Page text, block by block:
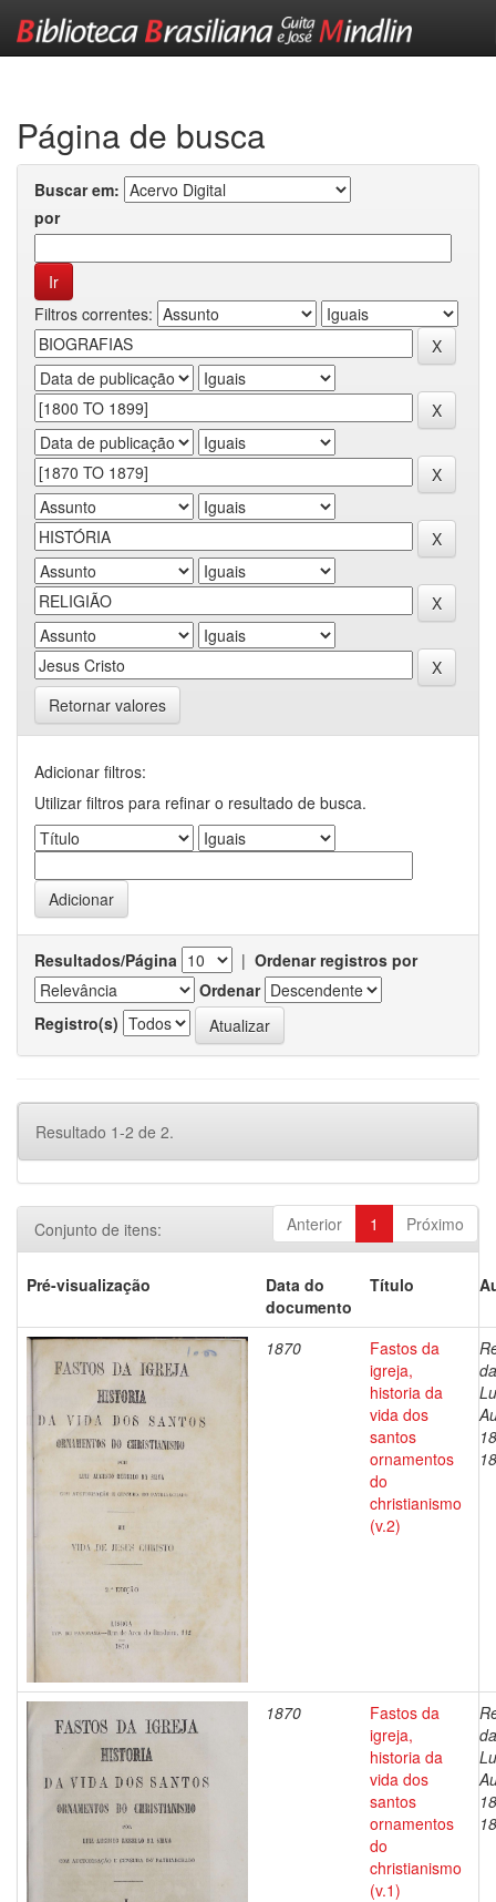
Página de busca
Buscar em:
por
Filtros correntes:
Retornar valores
Adicionar filtros:
Utilizar filtros para refinar o resultado de busca.
Resultados/Página | Ordenar registros por
Ordenar
Registro(s)
Resultado 1-2 de 2.
Anterior 1 Próximo
Conjunto de itens:
Pré-visualização
Data do
documento
Título
1870
Fastos da
igreja,
historia da
vida dos
santos
ornamentos
do
christianismo
(v.2)
1870
Fastos da
igreja,
historia da
vida dos
santos
ornamentos
do
christianismo
(v.1)